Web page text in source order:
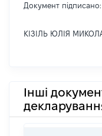
Документ підписано:
КІЗІЛЬ ЮЛІЯ
Інші